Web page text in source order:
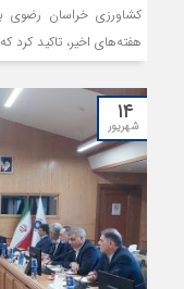
کشاورزی خراسان رضوی
هفته‌های اخیر، تاکید
۱۴
شهریور